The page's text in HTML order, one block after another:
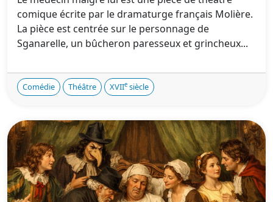
comique écrite par le dramaturge français Molière.
La pièce est centrée sur le personnage de
Sganarelle, un bûcheron paresseux et grincheux...
Comédie Théâtre XVIIe siècle